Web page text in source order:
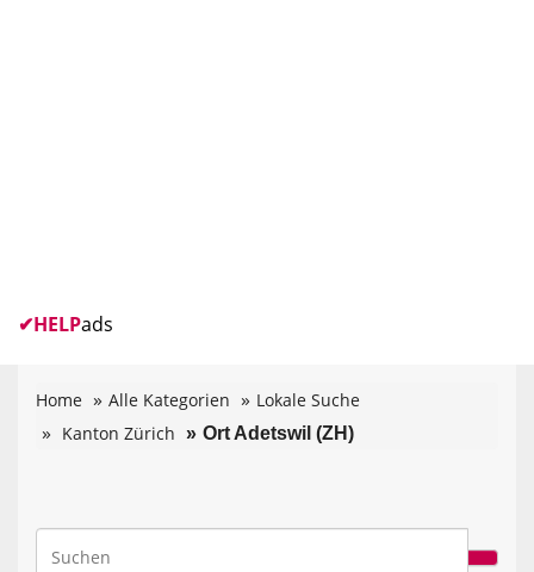
✔HELPads
Home Alle Kategorien
Lokale Suche
Kanton Zürich
Ort Adetswil (ZH)